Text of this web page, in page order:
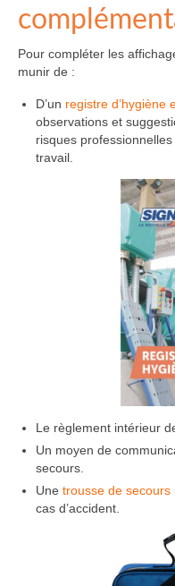
Pour compléter les
munir de :
D’un registre d’hygiène
observations et
risques
travail.
Le règlement intérieur
Un moyen de
secours.
Une trousse de secours
cas d’accident.